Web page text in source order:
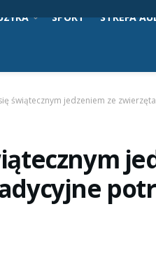
SPORT STREFA
świątecznym jedzeniem ze